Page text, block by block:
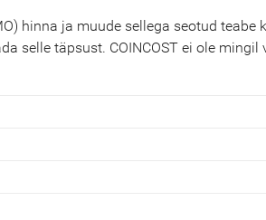
hinna ja muude sellega seotud
selle täpsust. COINCOST ei ole